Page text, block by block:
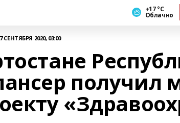
+17 °С
Облачно
СЕНТЯБРЯ 2020, 03:00
получил